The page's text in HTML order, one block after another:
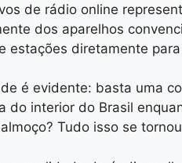
de rádio online
dos aparelhos
estações diretamente
é evidente: basta uma
do interior do Brasil
Tudo isso se